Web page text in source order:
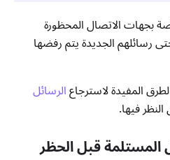
بجهات الاتصال المحظورة
رسائلهم الجديدة يتم رفضها
المفيدة لاسترجاعالرسائل
فيها.
قبل الحظر